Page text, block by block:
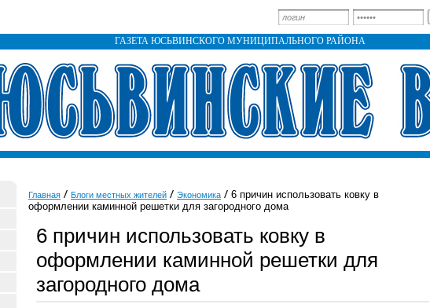
ГАЗЕТА ЮСЬВИНСКОГО МУНИЦИПАЛЬНОГО РАЙОНА
Главная Блоги местных жителей Экономика
6 причин использовать ковку в
оформлении каминной решетки для загородного дома
6 причин использовать ковку в
оформлении каминной решетки для
загородного дома